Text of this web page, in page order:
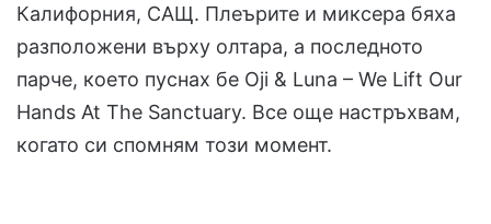
Калифорния, САЩ. Плеърите и миксера бяха
разположени върху олтара, а последното
парче, което пуснах бе Oji & Luna – We Lift Our
Hands At The Sanctuary. Все още настръхвам,
когато си спомням този момент.